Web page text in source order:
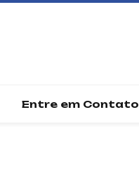
Entre em Contato